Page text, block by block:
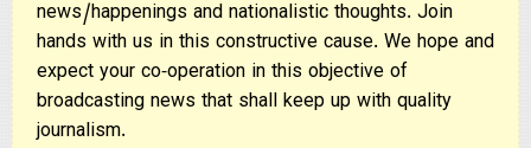
With
news/happenings and nationalistic thoughts. Join
hands with us in this constructive cause. We hope and
expect your co-operation in this objective of
broadcasting news that shall keep up with quality
journalism.